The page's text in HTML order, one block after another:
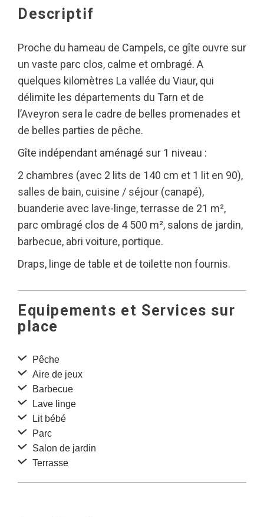
Descriptif
Proche du hameau de Campels, ce gîte ouvre sur
un vaste parc clos, calme et ombragé. A
quelques kilomètres La vallée du Viaur, qui
délimite les départements du Tarn et de
l’Aveyron sera le cadre de belles promenades et
de belles parties de pêche.
Gîte indépendant aménagé sur 1 niveau :
2 chambres (avec 2 lits de 140 cm et 1 lit en 90),
salles de bain, cuisine / séjour (canapé),
buanderie avec lave-linge, terrasse de 21 m²,
parc ombragé clos de 4 500 m², salons de jardin,
barbecue, abri voiture, portique.
Draps, linge de table et de toilette non fournis.
Equipements et Services sur
place
Pêche
Aire de jeux
Barbecue
Lave linge
Lit bébé
Parc
Salon de jardin
Terrasse